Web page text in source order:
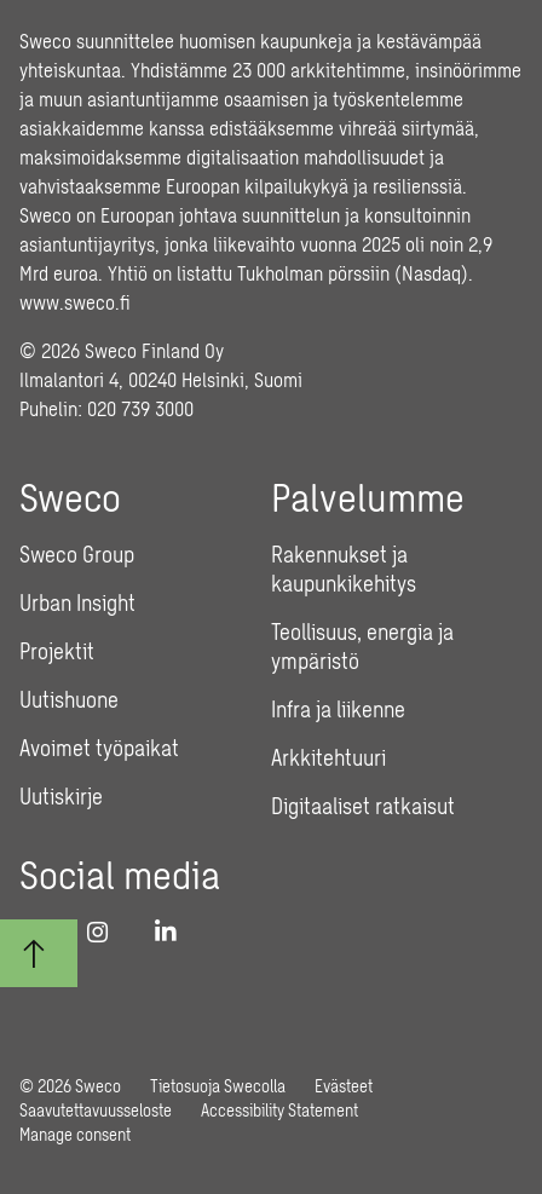
Sweco suunnittelee huomisen kaupunkeja ja kestävämpää
yhteiskuntaa. Yhdistämme 23 000 arkkitehtimme, insinöörimme
ja muun asiantuntijamme osaamisen ja työskentelemme
asiakkaidemme kanssa edistääksemme vihreää siirtymää,
maksimoidaksemme digitalisaation mahdollisuudet ja
vahvistaaksemme Euroopan kilpailukykyä ja resilienssiä.
Sweco on Euroopan johtava suunnittelun ja konsultoinnin
asiantuntijayritys, jonka liikevaihto vuonna 2025 oli noin 2,9
Mrd euroa. Yhtiö on listattu Tukholman pörssiin (Nasdaq).
www.sweco.fi
© 2026 Sweco Finland Oy
Ilmalantori 4, 00240 Helsinki, Suomi
Puhelin: 020 739 3000
Sweco
Sweco Group
Urban Insight
Projektit
Uutishuone
Avoimet työpaikat
Uutiskirje
Palvelumme
Rakennukset ja
kaupunkikehitys
Teollisuus, energia ja
ympäristö
Infra ja liikenne
Arkkitehtuuri
Digitaaliset ratkaisut
Social media
© 2026 Sweco Tietosuoja Swecolla
Evästeet
Saavutettavuusseloste
Accessibility Statement
Manage consent